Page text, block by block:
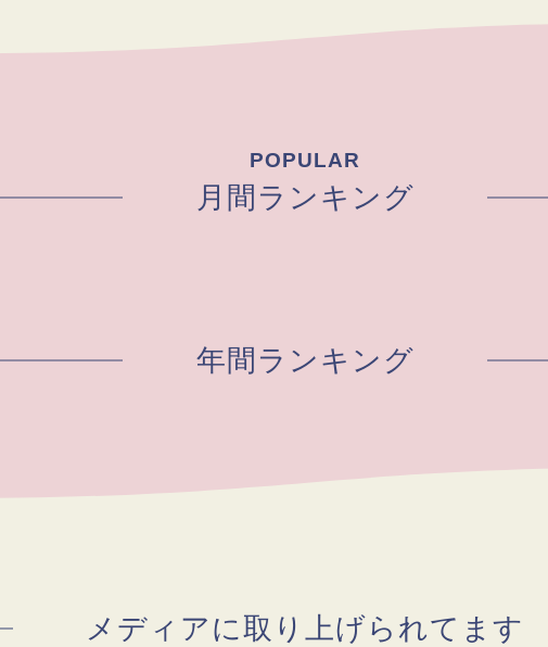
POPULAR
月間ランキング
年間ランキング
メディアに取り上げられてます